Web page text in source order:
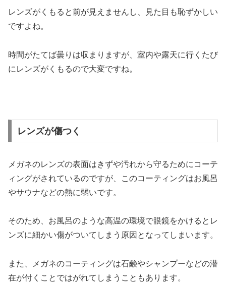
レンズがくもると前が見えませんし、見た目も恥ずかしい
ですよね。
時間がたてば曇りは収まりますが、室内や露天に行くたび
にレンズがくもるので大変ですね。
レンズが傷つく
メガネのレンズの表面はきずや汚れから守るためにコーテ
ィングがされているのですが、このコーティングはお風呂
やサウナなどの熱に弱いです。
そのため、お風呂のような高温の環境で眼鏡をかけるとレ
ンズに細かい傷がついてしまう原因となってしまいます。
また、メガネのコーティングは石鹸やシャンプーなどの潜
在が付くことではがれてしまうこともあります。